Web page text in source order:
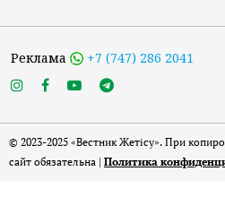
Реклама +7 (747) 286 2041
© 2023-2025 «Вестник Жетісу». При
сайт обязательна | Политика